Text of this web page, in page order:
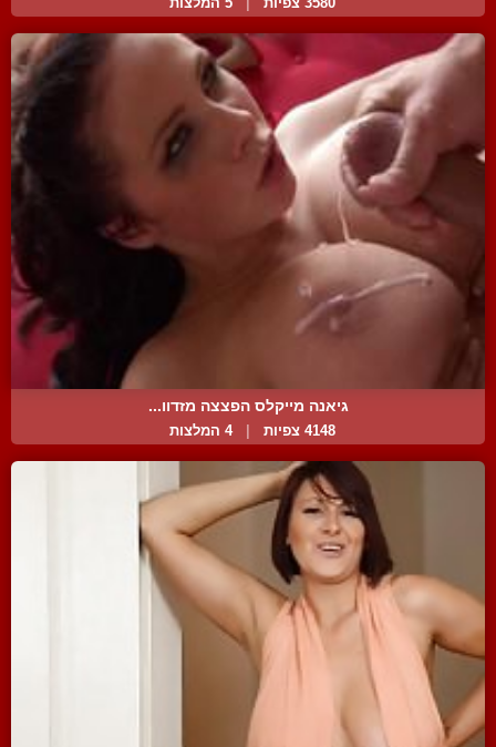
גיאנה מייקלס הפצצה מזדוו...
4148 צפיות | 4 המלצות